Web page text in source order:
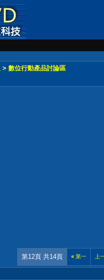
> 數位行動產品討論區
第12頁 共14頁 «第一 上